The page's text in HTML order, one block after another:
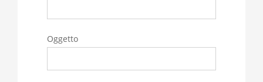
Oggetto